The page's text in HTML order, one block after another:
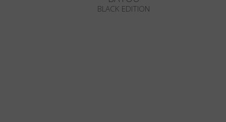
BLACK EDITION